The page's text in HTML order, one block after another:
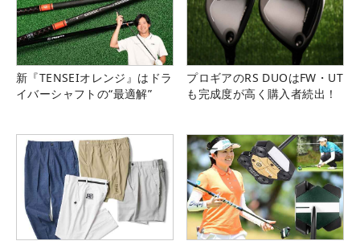
新『TENSEIオレンジ』はドラ
イバーシャフトの“最適解”
プロギアのRS DUOはFW・UT
も完成度が高く購入者続出！